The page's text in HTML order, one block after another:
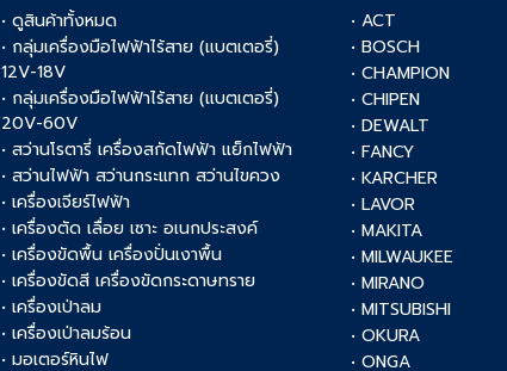
• ดูสินค้าทั้งหมด
• กลุ่มเครื่องมือไฟฟ้าไร้สาย (แบตเตอรี่)
12V-18V
• กลุ่มเครื่องมือไฟฟ้าไร้สาย (แบตเตอรี่)
20V-60V
• สว่านโรตารี่ เครื่องสกัดไฟฟ้า แย็กไฟฟ้า
• สว่านไฟฟ้า สว่านกระแทก สว่านไขควง
• เครื่องเจียร์ไฟฟ้า
• เครื่องตัด เลื่อย เซาะ อเนกประสงค์
• เครื่องขัดพื้น เครื่องปั่นเงาพื้น
• เครื่องขัดสี เครื่องขัดกระดาษทราย
• เครื่องเป่าลม
• เครื่องเป่าลมร้อน
• มอเตอร์หินไฟ
• ACT
• BOSCH
• CHAMPION
• CHIPEN
• DEWALT
• FANCY
• KARCHER
• LAVOR
• MAKITA
• MILWAUKEE
• MIRANO
• MITSUBISHI
• OKURA
• ONGA